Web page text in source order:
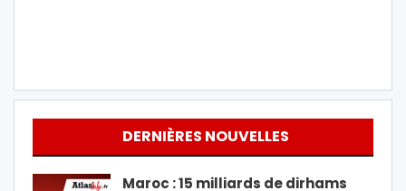
DERNIÈRES NOUVELLES
Maroc : 15 milliards de dirhams